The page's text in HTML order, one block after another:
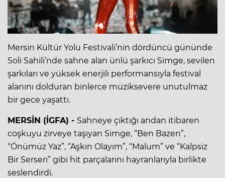
Mersin Kültür Yolu Festivali’nin dördüncü gününde
Soli Sahili’nde sahne alan ünlü şarkıcı Simge, sevilen
şarkıları ve yüksek enerjili performansıyla festival
alanını dolduran binlerce müziksevere unutulmaz
bir gece yaşattı.
MERSİN (İGFA) - Sahneye çıktığı andan itibaren
coşkuyu zirveye taşıyan Simge, “Ben Bazen”,
“Önümüz Yaz”, “Aşkın Olayım”, “Malum” ve “Kalpsiz
Bir Serseri” gibi hit parçalarını hayranlarıyla birlikte
seslendirdi.